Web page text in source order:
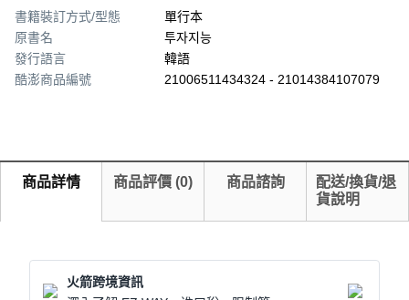
書籍裝訂方式/型態
單行本
原書名
투자지능
發行語言
韓語
酷澎商品編號
21006511434324 - 21014384107079
商品詳情 商品評價 (0) 商品諮詢
配送/換貨/退
貨說明
火箭跨境資訊